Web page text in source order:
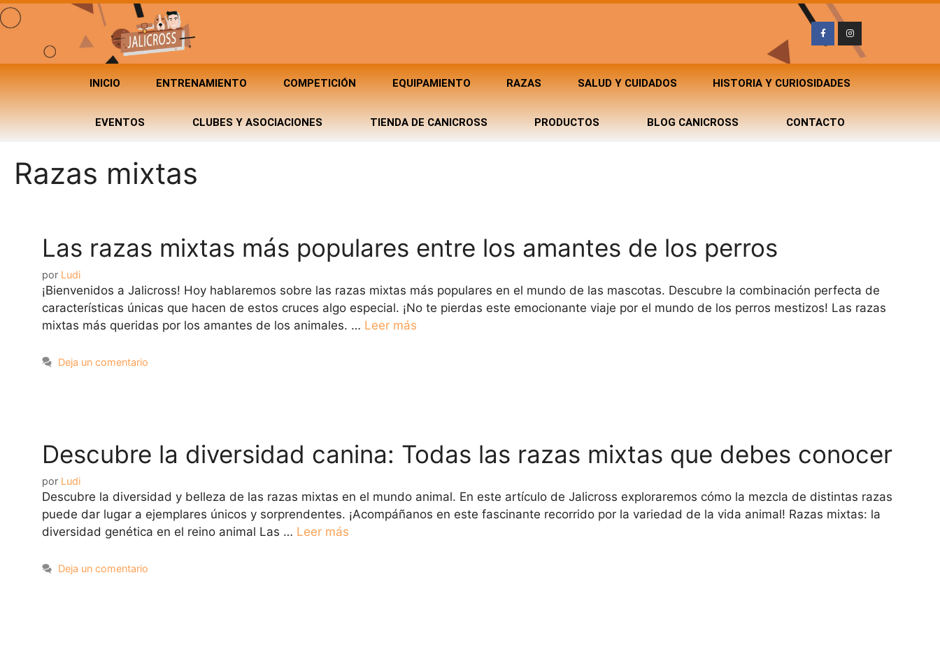
INICIO ENTRENAMIENTO COMPETICIÓN EQUIPAMIENTO RAZAS SALUD Y CUIDADOS HISTORIA Y CURIOSIDADES
EVENTOS CLUBES Y ASOCIACIONES TIENDA DE CANICROSS PRODUCTOS BLOG CANICROSS CONTACTO
Razas mixtas
Las razas mixtas más populares entre los amantes de los perros
por Ludi
¡Bienvenidos a Jalicross! Hoy hablaremos sobre las razas mixtas más populares en el mundo de las mascotas. Descubre la combinación perfecta de
características únicas que hacen de estos cruces algo especial. ¡No te pierdas este emocionante viaje por el mundo de los perros mestizos! Las razas
mixtas más queridas por los amantes de los animales. … Leer más
Deja un comentario
Descubre la diversidad canina: Todas las razas mixtas que debes conocer
por Ludi
Descubre la diversidad y belleza de las razas mixtas en el mundo animal. En este artículo de Jalicross exploraremos cómo la mezcla de distintas razas
puede dar lugar a ejemplares únicos y sorprendentes. ¡Acompáñanos en este fascinante recorrido por la variedad de la vida animal! Razas mixtas: la
diversidad genética en el reino animal Las … Leer más
Deja un comentario